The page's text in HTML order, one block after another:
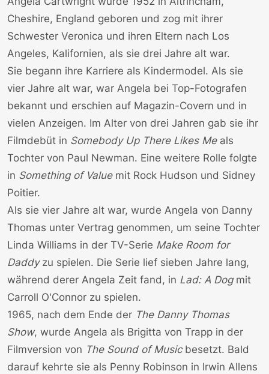
Cheshire, England geboren und zog mit ihrer
Schwester Veronica und ihren Eltern nach Los
Angeles, Kalifornien, als sie drei Jahre alt war.
Sie begann ihre Karriere als Kindermodel. Als sie
vier Jahre alt war, war Angela bei Top-Fotografen
bekannt und erschien auf Magazin-Covern und in
vielen Anzeigen. Im Alter von drei Jahren gab sie ihr
Filmdebüt in Somebody Up There Likes Me als
Tochter von Paul Newman. Eine weitere Rolle folgte
in Something of Value mit Rock Hudson und Sidney
Poitier.
Als sie vier Jahre alt war, wurde Angela von Danny
Thomas unter Vertrag genommen, um seine Tochter
Linda Williams in der TV-Serie Make Room for
Daddy zu spielen. Die Serie lief sieben Jahre lang,
während derer Angela Zeit fand, in Lad: A Dog mit
Carroll O'Connor zu spielen.
1965, nach dem Ende der The Danny Thomas
Show, wurde Angela als Brigitta von Trapp in der
Filmversion von The Sound of Music besetzt. Bald
darauf kehrte sie als Penny Robinson in Irwin Allens